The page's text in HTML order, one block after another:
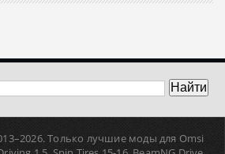
2026. Только лучшие моды для Omsi